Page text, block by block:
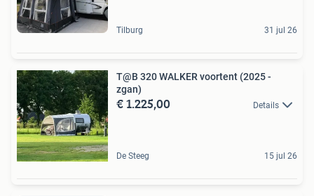
Tilburg 31 jul 26
T@B 320 WALKER voortent (2025 -
zgan)
€ 1.225,00 Details
De Steeg 15 jul 26